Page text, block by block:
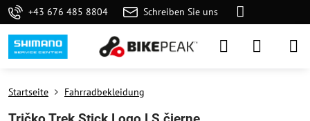
+43 676 485 8804 Schreiben Sie uns
Startseite Fahrradbekleidung